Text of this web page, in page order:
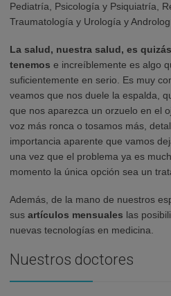
Pediatría, Psicología y Psiquiatría,
Traumatología y Urología y
La salud, nuestra salud, es
tenemos e increíblemente es algo
suficientemente en serio. Es muy
veamos que nos duele la espalda,
que nos aparezca un orzuelo en el
voz más ronca o tosamos más,
importancia aparente que vamos
una vez que el problema ya es
momento la única opción sea un
Además, de la mano de nuestros
sus artículos mensuales las
nuevas tecnologías en medicina.
Nuestros doctores